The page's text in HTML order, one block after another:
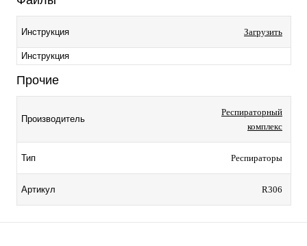
Инструкция Загрузить
Инструкция
Прочие
Производитель
Респираторный
комплекс
Тип Респираторы
Артикул R306